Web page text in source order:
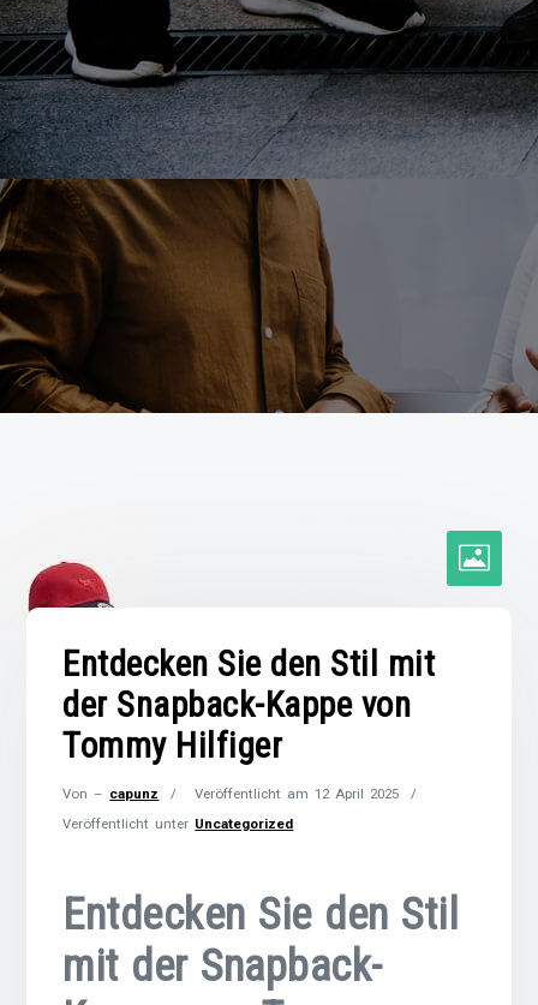
Entdecken Sie den Stil mit
der Snapback-Kappe von
Tommy Hilfiger
Von – capunz Veröffentlicht am12 April 2025
Veröffentlicht unter Uncategorized
Entdecken Sie den Stil
mit der Snapback-